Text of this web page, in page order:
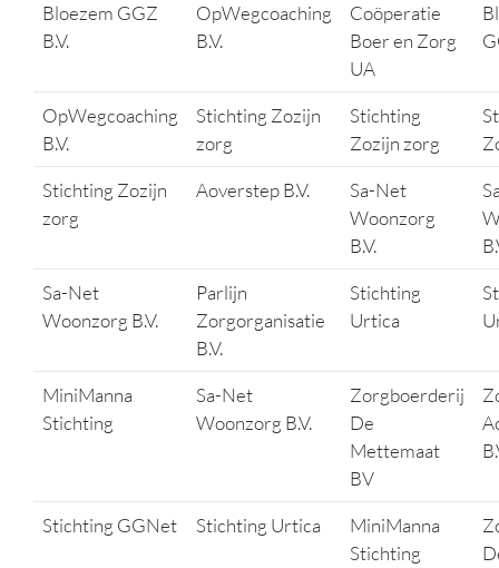
Bloezem GGZ
B.V.
OpWegcoaching
B.V.
Coöperatie
Boer en Zorg
UA
OpWegcoaching
B.V.
Stichting Zozijn
zorg
Stichting
Zozijn zorg
Stichting Zozijn
zorg
Aoverstep B.V.
Sa-Net
Woonzorg
B.V.
Sa-Net
Woonzorg B.V.
Parlijn
Zorgorganisatie
B.V.
Stichting
Urtica
MiniManna
Stichting
Sa-Net
Woonzorg B.V.
Zorgboerderij
De
Mettemaat
BV
Stichting GGNet Stichting Urtica
MiniManna
Stichting